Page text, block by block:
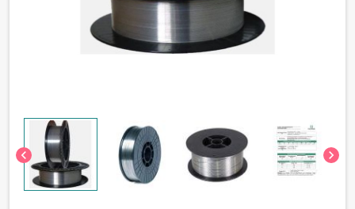
chevron_left chevron_right